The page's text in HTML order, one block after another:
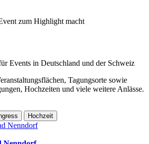
zum Highlight macht
Events in Deutschland und der Schweiz
Tagungsorte sowie
Hochzeiten und viele weitere Anlässe.
Hochzeit